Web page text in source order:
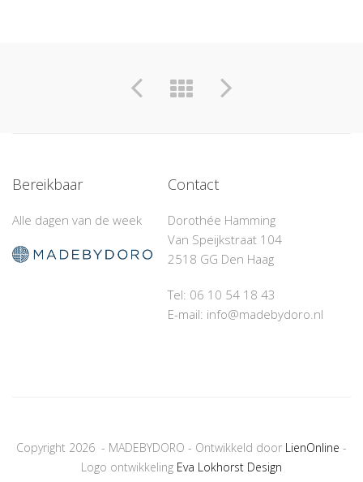
Bereikbaar
Alle dagen van de week
Contact
Dorothée Hamming
Van Speijkstraat 104
2518 GG Den Haag
Tel: 06 10 54 18 43‬
E-mail: info@madebydoro.nl
Copyright 2026 - MADEBYDORO - Ontwikkeld door LienOnline -
Logo ontwikkeling Eva Lokhorst Design